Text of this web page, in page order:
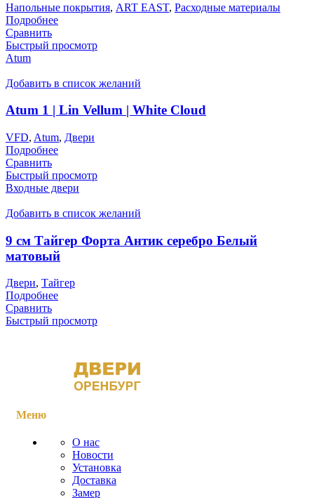
Напольные покрытия, ART EAST, Расходные материалы
Подробнее
Сравнить
Быстрый просмотр
Atum
Добавить в список желаний
Atum 1 | Lin Vellum | White Cloud
VFD, Atum, Двери
Подробнее
Сравнить
Быстрый просмотр
Входные двери
Добавить в список желаний
9 см Тайгер Форта Антик серебро Белый
матовый
Двери, Тайгер
Подробнее
Сравнить
Быстрый просмотр
Меню
О нас
Новости
Установка
Доставка
Замер